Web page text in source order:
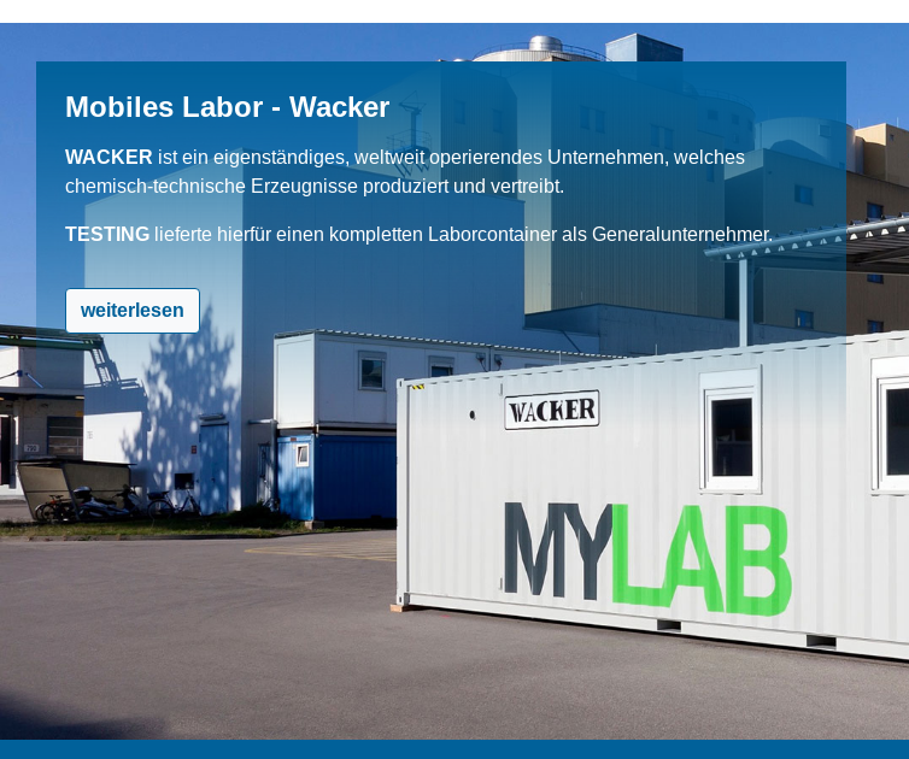
Mobiles Labor - Wacker
WACKER ist ein eigenständiges, weltweit operierendes Unternehmen, welches
chemisch-technische Erzeugnisse produziert und vertreibt.
TESTING lieferte hierfür einen kompletten Laborcontainer als Generalunternehmer.
weiterlesen